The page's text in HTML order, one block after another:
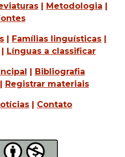
| Metodologia |
| Famílias linguísticas |
Línguas a classificar
| Bibliografia
Registrar materiais
| Contato